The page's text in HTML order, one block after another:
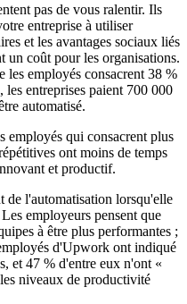
pas de vous ralentir. Ils
entreprise à utiliser
et les avantages sociaux liés
un coût pour les organisations.
les employés consacrent 38 %
les entreprises paient 700 000
automatisé.
employés qui consacrent plus
ont moins de temps
et productif.
de l'automatisation lorsqu'elle
employeurs pensent que
à être plus performantes ;
d'Upwork ont indiqué
et 47 % d'entre eux n'ont «
niveaux de productivité